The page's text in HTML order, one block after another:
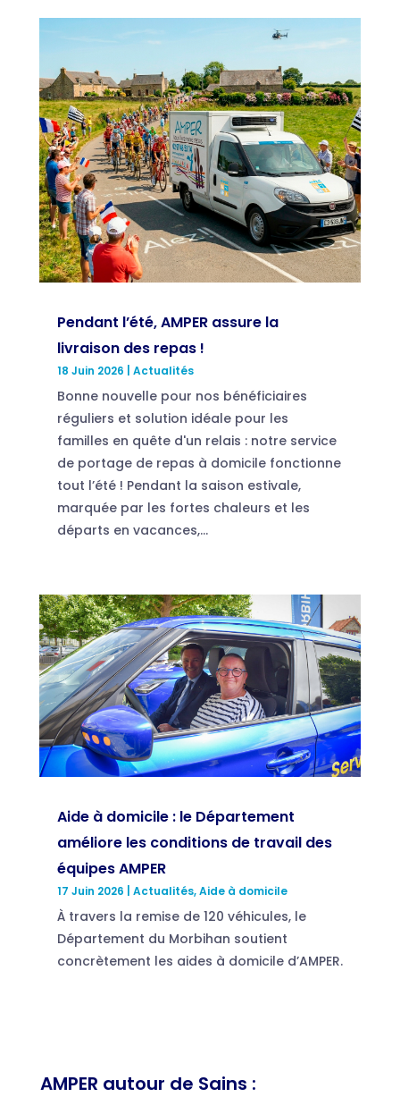
Pendant l’été, AMPER assure la
livraison des repas !
18 Juin 2026 Actualités
Bonne nouvelle pour nos bénéficiaires
réguliers et solution idéale pour les
familles en quête d'un relais : notre service
de portage de repas à domicile fonctionne
tout l’été ! Pendant la saison estivale,
marquée par les fortes chaleurs et les
départs en vacances,...
Aide à domicile : le Département
améliore les conditions de travail des
équipes AMPER
17 Juin 2026 Actualités,Aide à domicile
À travers la remise de 120 véhicules, le
Département du Morbihan soutient
concrètement les aides à domicile d’AMPER.
AMPER autour de Sains :